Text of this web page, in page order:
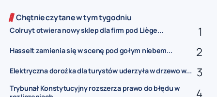
Chętnie czytane w tym tygodniu
Colruyt otwiera nowy sklep dla firm pod Liège...
Hasselt zamienia się w scenę pod gołym niebem...
Elektryczna dorożka dla turystów uderzyła w drzewo w...
Trybunał Konstytucyjny rozszerza prawo do błędu w